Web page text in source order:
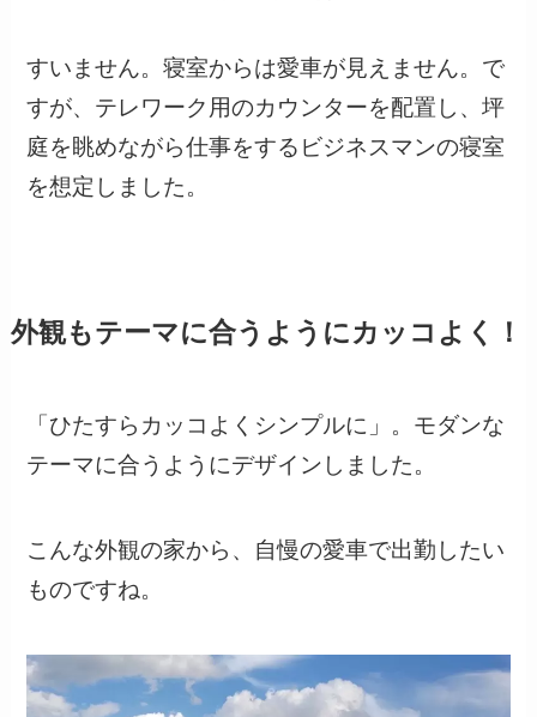
すいません。寝室からは愛車が見えません。で
すが、テレワーク用のカウンターを配置し、坪
庭を眺めながら仕事をするビジネスマンの寝室
を想定しました。
外観もテーマに合うようにカッコよく！
「ひたすらカッコよくシンプルに」。モダンな
テーマに合うようにデザインしました。
こんな外観の家から、自慢の愛車で出勤したい
ものですね。